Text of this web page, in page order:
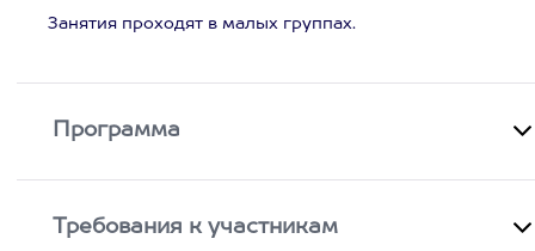
Занятия проходят в малых группах.
Программа
Требования к участникам